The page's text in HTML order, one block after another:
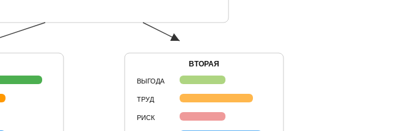
ВТОРАЯ
ВЫГОДА
ТРУД
РИСК